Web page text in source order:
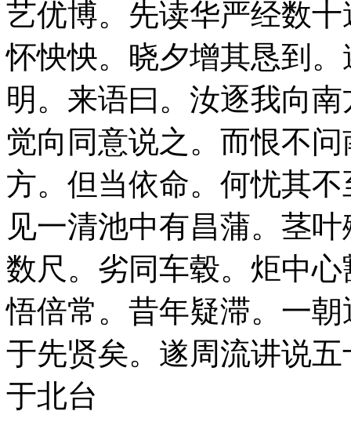
艺优博。先读华严经数
怀怏怏。晓夕增其恳到
明。来语曰。汝逐我向
觉向同意说之。而恨不
方。但当依命。何忧其
见一清池中有昌蒲。茎
数尺。劣同车毂。炬中
悟倍常。昔年疑滞。一
于先贤矣。遂周流讲说
于北台